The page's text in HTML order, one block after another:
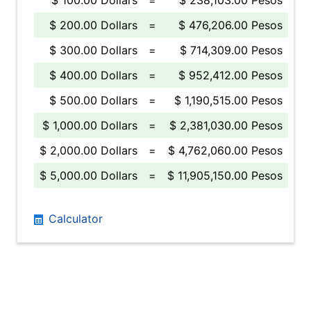
$ 200.00 Dollars
=
$ 476,206.00 Pesos
$ 300.00 Dollars
=
$ 714,309.00 Pesos
$ 400.00 Dollars
=
$ 952,412.00 Pesos
$ 500.00 Dollars
=
$ 1,190,515.00 Pesos
$ 1,000.00 Dollars
=
$ 2,381,030.00 Pesos
$ 2,000.00 Dollars
=
$ 4,762,060.00 Pesos
$ 5,000.00 Dollars
= $ 11,905,150.00 Pesos
Calculator